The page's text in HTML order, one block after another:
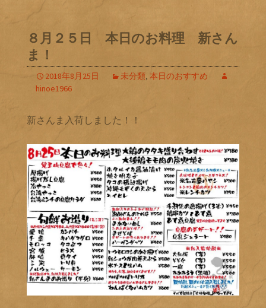
８月２５日 本日のお料理 新さん
ま！
2018年8月25日 未分類, 本日のおすすめ
hinoe1966
新さんま入荷しました！！